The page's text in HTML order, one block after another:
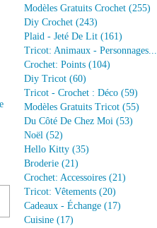
Modèles Gratuits Crochet (255)
Diy Crochet (243)
Plaid - Jeté De Lit (161)
Tricot: Animaux - Personnages...
Crochet: Points (104)
Diy Tricot (60)
Tricot - Crochet : Déco (59)
Modèles Gratuits Tricot (55)
Du Côté De Chez Moi (53)
Noël (52)
Hello Kitty (35)
Broderie (21)
Crochet: Accessoires (21)
Tricot: Vêtements (20)
Cadeaux - Échange (17)
Cuisine (17)